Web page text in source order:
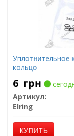
Уплотнительное
кольцо
6 грн
Артикул:
Elring
КУПИТЬ